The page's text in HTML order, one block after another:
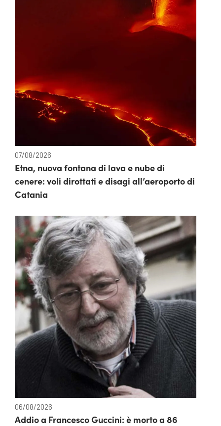
07/08/2026
Etna, nuova fontana di lava e nube di
cenere: voli dirottati e disagi all’aeroporto di
Catania
06/08/2026
Addio a Francesco Guccini: è morto a 86